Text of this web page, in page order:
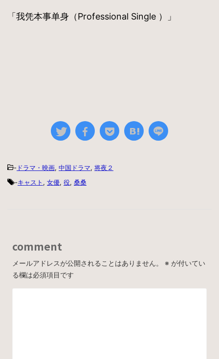
「我凭本事单身（Professional Single ）」
- ドラマ・映画, 中国ドラマ, 将夜２
-キャスト , 女優, 役, 桑桑
comment
メールアドレスが公開されることはありません。 ※ が付いてい
る欄は必須項目です